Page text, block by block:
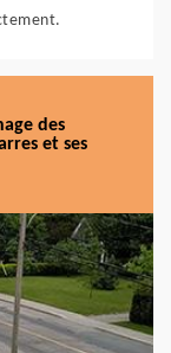
des
et ses